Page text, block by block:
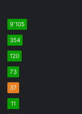
9٬105
354
120
73
37
11